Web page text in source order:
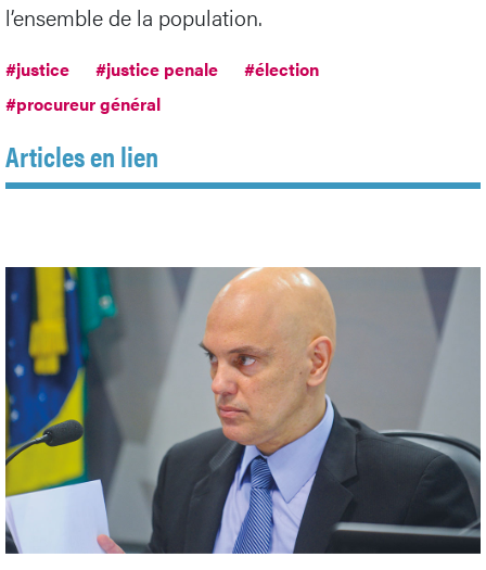
l’ensemble de la population.
#justice #justice penale
#élection
#procureur général
Articles en lien